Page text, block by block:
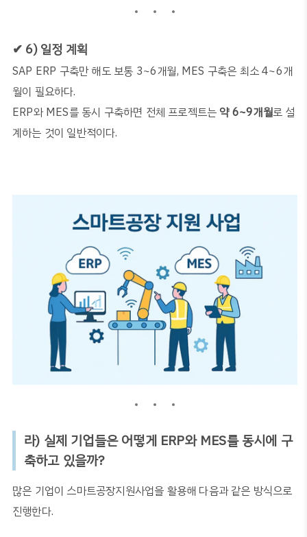
✔ 6)일정 계획
SAP ERP 구축만 해도 보통 3~6개월, MES 구축은 최소4~6개
월이 필요하다.
ERP와MES를 동시 구축하면 전체 프로젝트는 약6~9개월로 설
계하는 것이 일반적이다.
라) 실제 기업들은 어떻게ERP와MES를 동시에 구
축하고 있을까?
많은 기업이 스마트공장지원사업을 활용해 다음과 같은 방식으로
진행한다.